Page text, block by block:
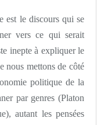
est le discours qui se
vers ce qui serait
inepte à expliquer le
nous mettons de côté
politique de la
par genres (Platon
autant les pensées